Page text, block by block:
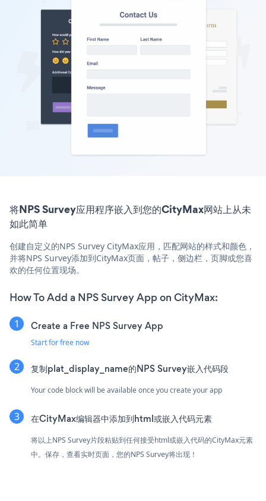
将NPS Survey应用程序嵌入到您的CityMax网站上从未
如此简单
创建自定义的NPS Survey CityMax应用，匹配网站的样式和颜色，
并将NPS Survey添加到CityMax页面，帖子，侧边栏，页脚或您喜
欢的任何位置现场。
How To Add a NPS Survey App on CityMax:
Create a Free NPS Survey App
Start for free now
复制plat_display_name的NPS Survey嵌入代码段
Your code block will be available once you create your app
在CityMax编辑器中添加到html或嵌入代码元素
将以上NPS Survey片段粘贴到任何接受html或嵌入代码的CityMax元素
中。保存，查看实时页面，您的NPS Survey将出现！